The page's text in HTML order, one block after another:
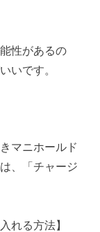
性があるの
いです。
マニホールド
、「チャージ
れる方法】